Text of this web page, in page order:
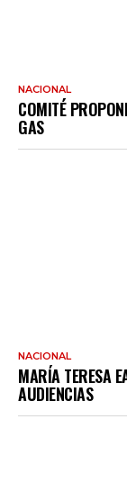
NACIONAL
COMITÉ
GAS
NACIONAL
MARÍA TERESA
AUDIENCIAS